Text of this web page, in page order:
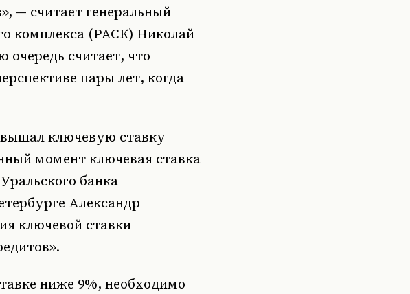
— считает генеральный
комплекса (РАСК) Николай
очередь считает, что
пары лет, когда
ключевую ставку
момент ключевая ставка
банка
Александр
ключевой ставки
ниже 9%, необходимо